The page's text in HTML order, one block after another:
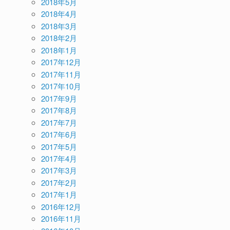
2018年4月
2018年3月
2018年2月
2018年1月
2017年12月
2017年11月
2017年10月
2017年9月
2017年8月
2017年7月
2017年6月
2017年5月
2017年4月
2017年3月
2017年2月
2017年1月
2016年12月
2016年11月